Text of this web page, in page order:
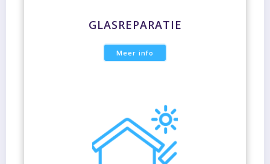
GLASREPARATIE
Meer info